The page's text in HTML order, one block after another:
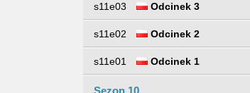
s11e03 Odcinek 3
s11e02 Odcinek 2
s11e01 Odcinek 1
Sezon 10